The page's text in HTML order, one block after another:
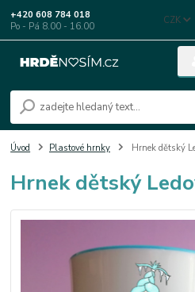
CZK
+420 608 784 018
Po - Pá 8.00 - 16.00
Úvod Plastové hrnky Hrnek dětský
Hrnek dětský